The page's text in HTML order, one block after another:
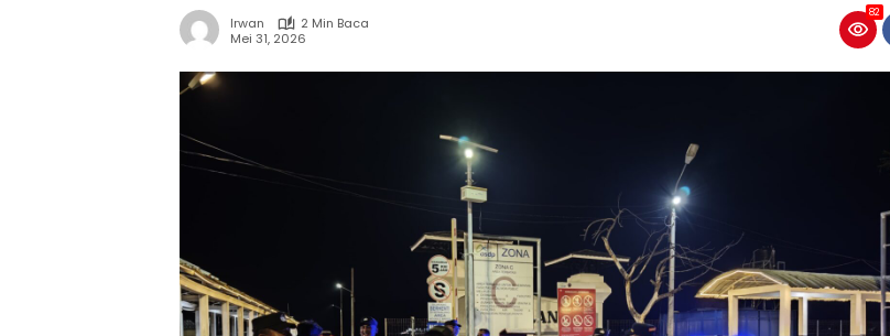
Irwan
2 Min Baca
Mei 31, 2026
82